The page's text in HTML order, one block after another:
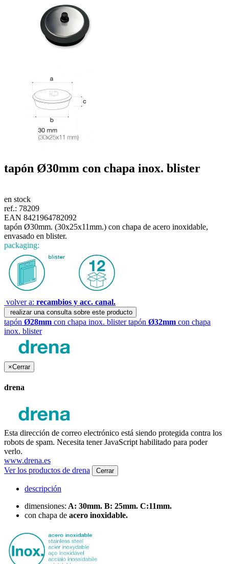
tapón Ø30mm con chapa inox. blister
en stock
ref.: 78209
EAN 8421964782092
tapón Ø30mm. (30x25x11mm.) con chapa de acero inoxidable,
envasado en blister.
packaging:
volver a: recambios y acc. canal.
realizar una consulta sobre este producto
tapón Ø28mm con chapa inox. blister tapón Ø32mm con chapa
inox. blister
×Cerrar
drena
Esta dirección de correo electrónico está siendo protegida contra los
robots de spam. Necesita tener JavaScript habilitado para poder
verlo.
www.drena.es
Ver los productos de drena
Cerrar
descripción
dimensiones: A: 30mm. B: 25mm. C:11mm.
con chapa de acero inoxidable.